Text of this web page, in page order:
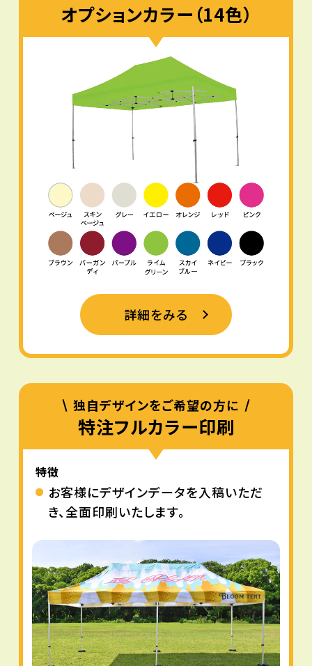
オプションカラー（14色）
詳細をみる
独自デザインをご希望の方に
特注フルカラー印刷
特徴
お客様にデザインデータを入稿いただ
き、全面印刷いたします。